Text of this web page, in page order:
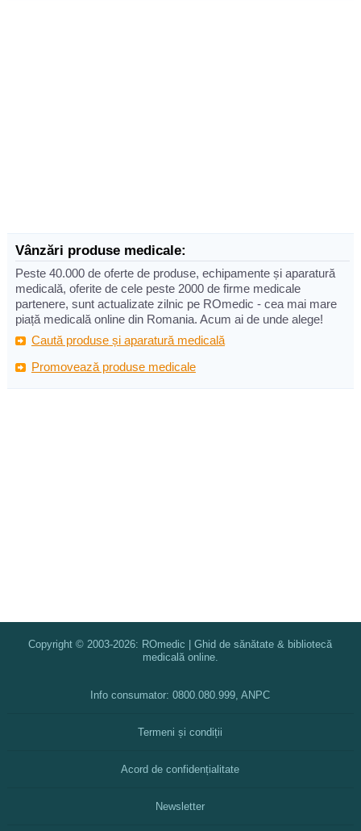
Vânzări produse medicale:
Peste 40.000 de oferte de produse, echipamente și aparatură
medicală, oferite de cele peste 2000 de firme medicale
partenere, sunt actualizate zilnic pe ROmedic - cea mai mare
piață medicală online din Romania. Acum ai de unde alege!
Caută produse și aparatură medicală
Promovează produse medicale
Copyright © 2003-2026: ROmedic | Ghid de sănătate & bibliotecă
medicală online.
Info consumator: 0800.080.999, ANPC
Termeni și condiții
Acord de confidențialitate
Newsletter